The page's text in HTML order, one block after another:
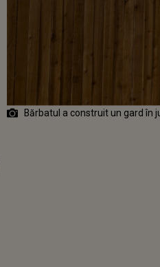
Bărbatul a construit un gard în